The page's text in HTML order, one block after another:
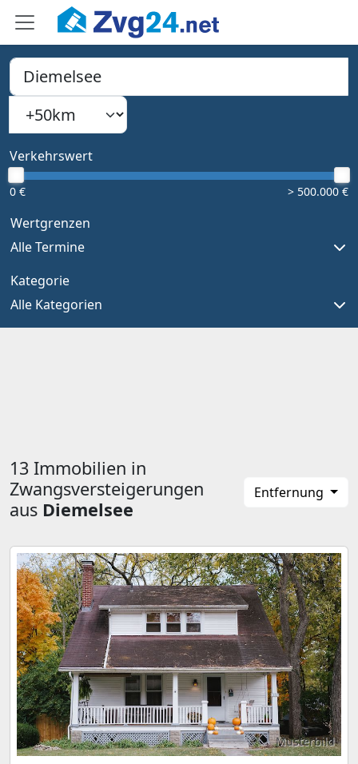
PLZ, Ort oder Bundesland
Type 1 or more characters for results.
Suchradius
Verkehrswert
0 € > 500.000 €
Wertgrenzen
Alle Termine
Kategorie
Alle Kategorien
13 Immobilien in
Zwangsversteigerungen
aus Diemelsee
Entfernung
Musterbild